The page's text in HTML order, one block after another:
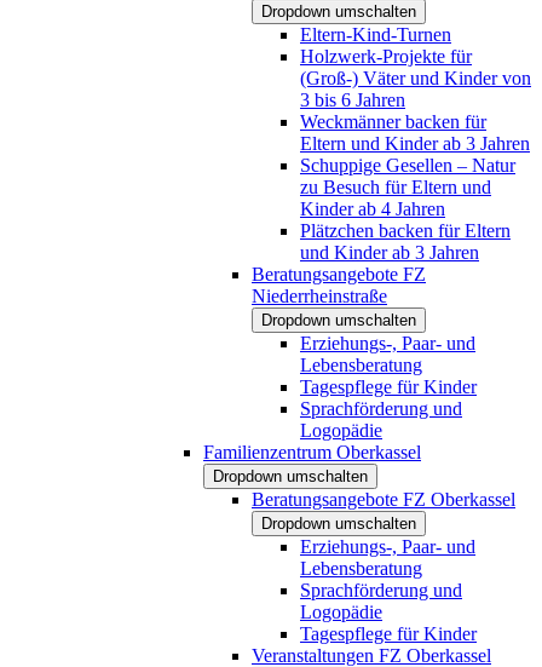
Dropdown umschalten
Eltern-Kind-Turnen
Holzwerk-Projekte für
(Groß-) Väter und Kinder von
3 bis 6 Jahren
Weckmänner backen für
Eltern und Kinder ab 3 Jahren
Schuppige Gesellen – Natur
zu Besuch für Eltern und
Kinder ab 4 Jahren
Plätzchen backen für Eltern
und Kinder ab 3 Jahren
Beratungsangebote FZ
Niederrheinstraße
Dropdown umschalten
Erziehungs-, Paar- und
Lebensberatung
Tagespflege für Kinder
Sprachförderung und
Logopädie
Familienzentrum Oberkassel
Dropdown umschalten
Beratungsangebote FZ Oberkassel
Dropdown umschalten
Erziehungs-, Paar- und
Lebensberatung
Sprachförderung und
Logopädie
Tagespflege für Kinder
Veranstaltungen FZ Oberkassel